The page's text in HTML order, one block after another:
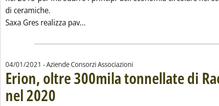
di ceramiche.
Saxa Gres realizza pav...
04/01/2021 - Aziende Consorzi Associazioni
Erion, oltre 300mila tonnellate di
nel 2020